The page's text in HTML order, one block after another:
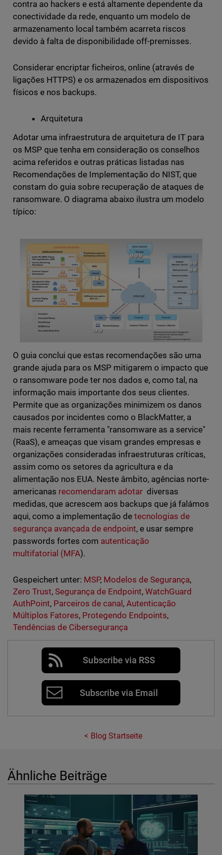
contra ao hackers e está altamente dependente da
conectividade da rede, enquanto um modelo de
armazenamento local também acarreta riscos
devido à falta de disponibilidade off-premisses.
Considerar encriptar ficheiros, online (através de
ligações HTTPS) e os armazenados em dispositivos
físicos e nos backups.
Arquitetura
Adotar uma infraestrutura de arquitetura de IT para
os MSP que tenha em consideração os conselhos
acima referidos e outras práticas listadas nas
Recomendações de Implementação do NIST, que
constam do guia sobre recuperação de ataques de
ransomware. O diagrama abaixo ilustra um modelo
típico:
O guia conclui que estas recomendações são uma
grande ajuda para os MSP mitigarem o impacto que
o ransomware pode ter nos dados e, como tal, na
informação mais importante dos seus clientes.
Permite que as organizações minimizem os danos
causados por incidentes como o BlackMatter, a
mais recente ferramenta "ransomware as a service"
(RaaS), e ameaças que visam grandes empresas e
organizações consideradas infraestruturas críticas,
assim como os setores da agricultura e da
alimentação nos EUA. Neste âmbito, agências norte-
americanas recomendaram adotar diversas
medidas, que acrescem aos backups que já falámos
aqui, como a implementação de tecnologias de
segurança avançada de endpoint, e usar sempre
passwords fortes com autenticação
multifatorial (MFA).
Gespeichert unter: MSP, Modelos de Segurança,
Zero Trust, Segurança de Endpoint,WatchGuard
AuthPoint, Parceiros de canal,Autenticação
Múltiplos Fatores, Protegendo Endpoints,
Tendências de Cibersegurança
Subscribe via RSS
Subscribe via Email
Blog Startseite
Ähnliche Beiträge